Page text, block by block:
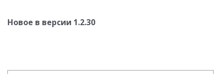
Новое в версии 1.2.30